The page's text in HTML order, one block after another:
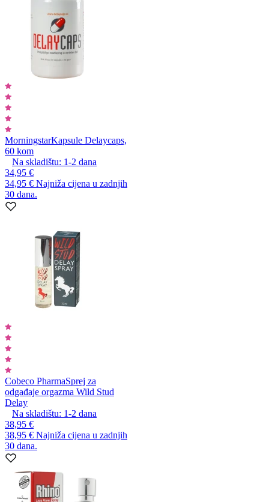
MorningstarKapsule Delaycaps,
60 kom
Na skladištu: 1-2 dana
34,95 €
34,95 € Najniža cijena u zadnjih
30 dana.
Cobeco PharmaSprej za
odgađaje orgazma Wild Stud
Delay
Na skladištu: 1-2 dana
38,95 €
38,95 € Najniža cijena u zadnjih
30 dana.